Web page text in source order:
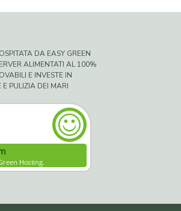
DA EASY GREEN
ALIMENTATI AL 100%
E INVESTE IN
E PULIZIA DEI MARI